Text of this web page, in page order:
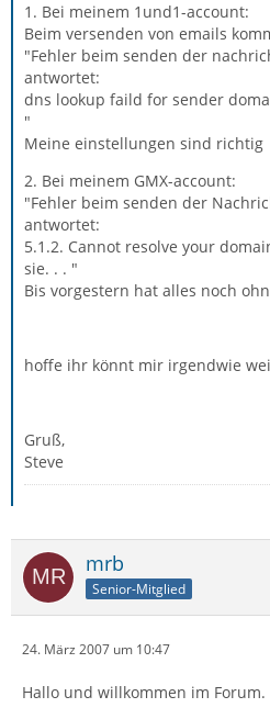
1. Bei meinem 1und1-account:
Beim versenden von emails
"Fehler beim senden der
antwortet:
dns lookup faild for sender
"
Meine einstellungen sind richtig
2. Bei meinem GMX-account:
"Fehler beim senden der
antwortet:
5.1.2. Cannot resolve your
sie. . . "
Bis vorgestern hat alles noch
hoffe ihr könnt mir irgendwie
Gruß,
Steve
mrb
Senior-Mitglied
24. März 2007 um 10:47
Hallo und willkommen im Forum.